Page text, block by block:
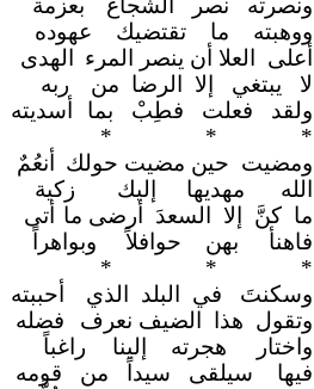
ونصرته نصر الشجاع
بعزمة
ووهبته ما تقتضيك عهوده
أعلى العلا أن ينصر المرء
الهدى
لا يبتغي إلا الرضا من
ربه
ولقد فعلت فطِبْ بما
أسديته
* *
*
ومضيت حين مضيت حولك
أنعُمٌ
الله مهديها إليك
زكية
ما كنَّ إلا السعدَ أرضى ما
أتى
فاهنأ بهن حوافلاً
وبواهراً
* *
*
وسكنتَ في البلد الذي
أحببته
وتقول هذا الضيف نعرف
فضله
واختار هجرته إلينا
راغباً
فيها سيلقى سيداً من قومه